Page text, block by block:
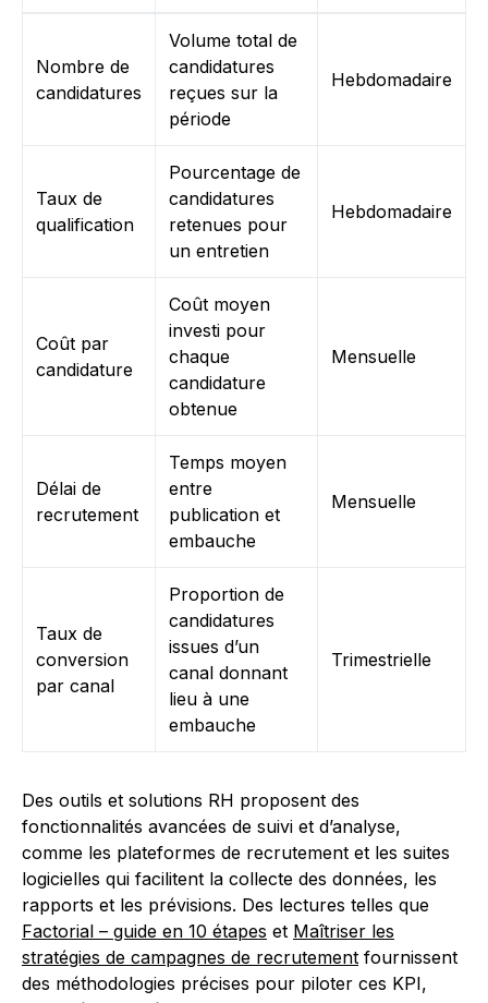
Nombre de
candidatures
Volume total de
candidatures
reçues sur la
période
Hebdomadaire
Taux de
qualification
Pourcentage de
candidatures
retenues pour
un entretien
Hebdomadaire
Coût par
candidature
Coût moyen
investi pour
chaque
candidature
obtenue
Mensuelle
Délai de
recrutement
Temps moyen
entre
publication et
embauche
Mensuelle
Taux de
conversion
par canal
Proportion de
candidatures
issues d’un
canal donnant
lieu à une
embauche
Trimestrielle
Des outils et solutions RH proposent des
fonctionnalités avancées de suivi et d’analyse,
comme les plateformes de recrutement et les suites
logicielles qui facilitent la collecte des données, les
rapports et les prévisions. Des lectures telles que
Factorial – guide en 10 étapes et Maîtriser les
stratégies de campagnes de recrutement fournissent
des méthodologies précises pour piloter ces KPI,